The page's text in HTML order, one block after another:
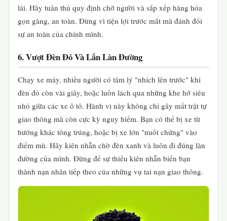
lái. Hãy tuân thủ quy định chở người và sắp xếp hàng hóa
gọn gàng, an toàn. Đừng vì tiện lợi trước mắt mà đánh đổi
sự an toàn của chính mình.
6. Vượt Đèn Đỏ Và Lấn Làn Đường
Chạy xe máy, nhiều người có tâm lý "nhích lên trước" khi
đèn đỏ còn vài giây, hoặc luồn lách qua những khe hở siêu
nhỏ giữa các xe ô tô. Hành vi này không chỉ gây mất trật tự
giao thông mà còn cực kỳ nguy hiểm. Bạn có thể bị xe từ
hướng khác tông trúng, hoặc bị xe lớn "nuốt chửng" vào
điểm mù. Hãy kiên nhẫn chờ đèn xanh và luôn đi đúng làn
đường của mình. Đừng để sự thiếu kiên nhẫn biến bạn
thành nạn nhân tiếp theo của những vụ tai nạn giao thông.